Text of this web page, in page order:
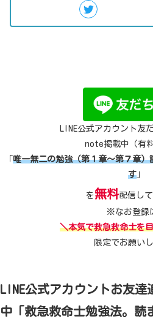
LINE公式アカウント友
note掲載中（有
唯一無二の勉強（第１章～第７章
す
を無料配信し
※なお登録
＼本気で救急救命士を
限定でお願いし
LINE公式アカウントお友達
中「救急救命士勉強法。読